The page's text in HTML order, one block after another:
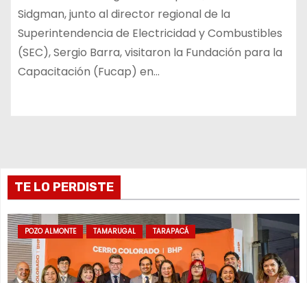
Sidgman, junto al director regional de la
Superintendencia de Electricidad y Combustibles
(SEC), Sergio Barra, visitaron la Fundación para la
Capacitación (Fucap) en…
TE LO PERDISTE
POZO ALMONTE TAMARUGAL TARAPACÁ